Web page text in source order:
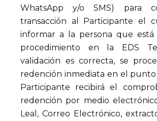
WhatsApp y/o SMS) para
transacción al Participante el
informar a la persona que está
procedimiento en la EDS
validación es correcta, se
redención inmediata en el punto
Participante recibirá el
redención por medio
Leal, Correo Electrónico,